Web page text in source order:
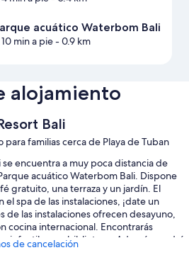
acuático Waterbom Bali
min a pie- 0.9 km
alojamiento
Bali
familias cerca de Playa de Tuban
se encuentra a muy poca distancia de
acuático Waterbom Bali. Dispone
gratuito, una terraza y un jardín. El
spa de las instalaciones, ¡date un
de las instalaciones ofrecen desayuno,
cocina internacional. Encontrarás
infantil y una biblioteca. Además, podrás
de cancelación